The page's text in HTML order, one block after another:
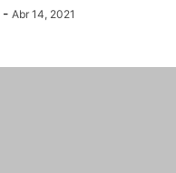
- Abr 14, 2021